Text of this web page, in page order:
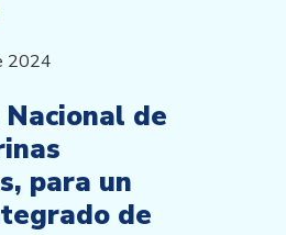
2024
de
para un
de